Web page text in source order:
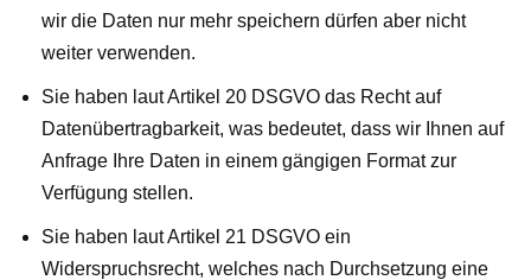
wir die Daten nur mehr speichern dürfen aber nicht
weiter verwenden.
Sie haben laut Artikel 20 DSGVO das Recht auf
Datenübertragbarkeit, was bedeutet, dass wir Ihnen auf
Anfrage Ihre Daten in einem gängigen Format zur
Verfügung stellen.
Sie haben laut Artikel 21 DSGVO ein
Widerspruchsrecht, welches nach Durchsetzung eine